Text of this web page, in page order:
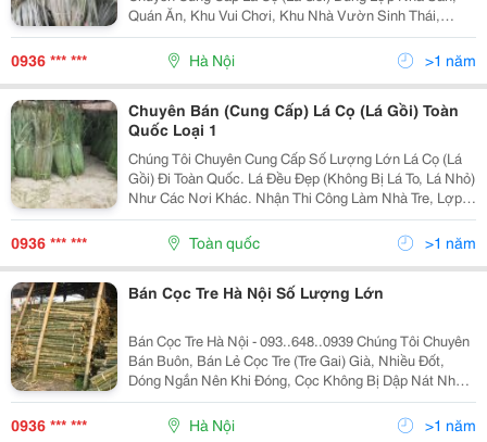
Quán Ăn, Khu Vui Chơi, Khu Nhà Vườn Sinh Thái,
Quán Cà Fe... Số Lượng Lớn, Giá Hợp Lý, Phục Vụ Tận
Nơi. Nhận Thi Công Dựng Nhà Tre Trúc, Lợp Mái
0936 *** *** Hà Nội >1 năm
Chuyên Bán (Cung Cấp) Lá Cọ (Lá Gồi) Toàn
Quốc Loại 1
Chúng Tôi Chuyên Cung Cấp Số Lượng Lớn Lá Cọ (Lá
Gồi) Đi Toàn Quốc. Lá Đều Đẹp (Không Bị Lá To, Lá Nhỏ)
Như Các Nơi Khác. Nhận Thi Công Làm Nhà Tre, Lợp
Mái Lá Trọn Gói, Lợp Chống Nóng Mái Tôn Với Đội Ngũ
Thợ Lành Nghề, Nhiều Kinh Nghiệm, Thi Công Nh
0936 *** *** Toàn quốc >1 năm
Bán Cọc Tre Hà Nội Số Lượng Lớn
Bán Cọc Tre Hà Nội - 093..648..0939 Chúng Tôi Chuyên
Bán Buôn, Bán Lẻ Cọc Tre (Tre Gai) Già, Nhiều Đốt,
Dóng Ngắn Nên Khi Đóng, Cọc Không Bị Dập Nát Như
Cọc (Tre Luồng). Nhận Thi Công Công Trình Nhà Lá,
Đóng Cọc. Hợp Tác Với Các Đại Lý Tại Các Tỉnh...
0936 *** *** Hà Nội >1 năm